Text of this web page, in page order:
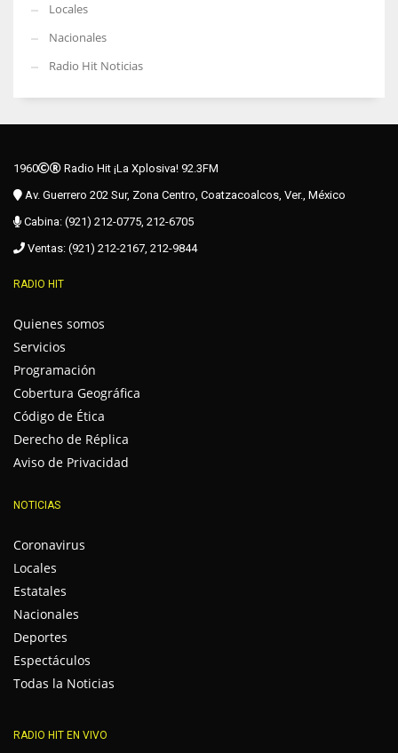
Locales
Nacionales
Radio Hit Noticias
1960
Radio Hit ¡La Xplosiva! 92.3FM
Av. Guerrero 202 Sur, Zona Centro, Coatzacoalcos, Ver., México
Cabina: (921) 212-0775, 212-6705
Ventas: (921) 212-2167, 212-9844
RADIO HIT
Quienes somos
Servicios
Programación
Cobertura Geográfica
Código de Ética
Derecho de Réplica
Aviso de Privacidad
NOTICIAS
Coronavirus
Locales
Estatales
Nacionales
Deportes
Espectáculos
Todas la Noticias
RADIO HIT EN VIVO